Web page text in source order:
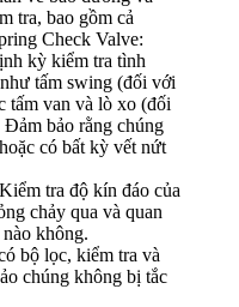
tra, bao gồm cả
Check Valve:
kỳ kiểm tra tình
tấm swing (đối với
tấm van và lò xo (đối
bảo rằng chúng
có bất kỳ vết nứt
Kiểm tra độ kín đáo của
chảy qua và quan
không.
bộ lọc, kiểm tra và
chúng không bị tắc